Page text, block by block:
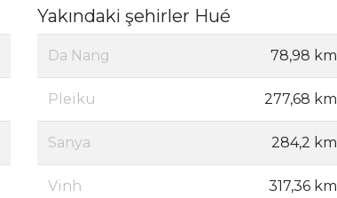
Yakındaki şehirler Hué
Da Nang 78,98 km
Pleiku 277,68 km
Sanya 284,2 km
Vinh 317,36 km